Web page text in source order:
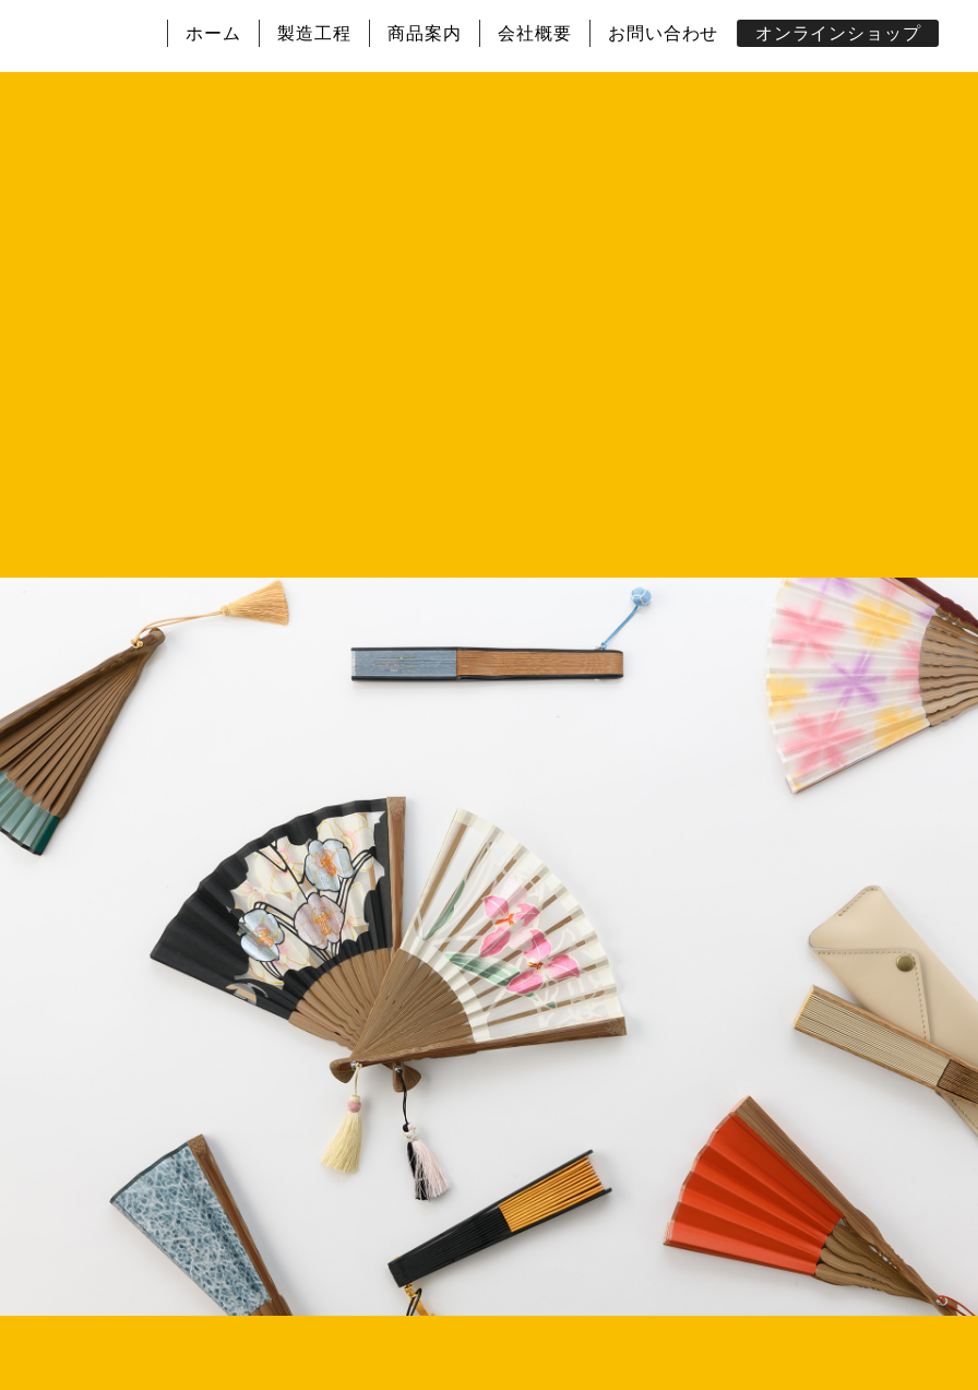
ホーム 製造工程 商品案内 会社概要 お問い合わせ オンラインショップ